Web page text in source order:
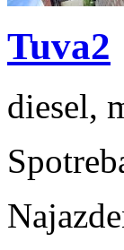
Tuva2
diesel,